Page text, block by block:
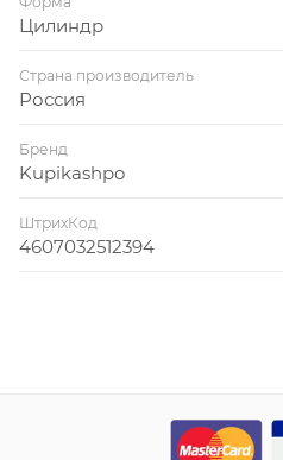
Цилиндр
Страна производитель
Россия
Бренд
Kupikashpo
ШтрихКод
4607032512394